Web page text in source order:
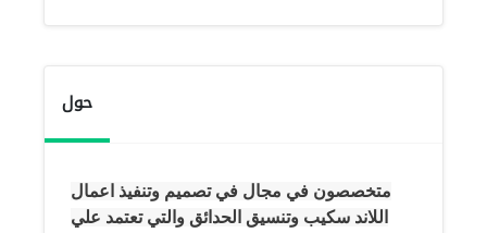
حول
متخصصون في مجال في تصميم وتنفيذ اعمال
اللاند سكيب وتنسيق الحدائق والتي تعتمد علي